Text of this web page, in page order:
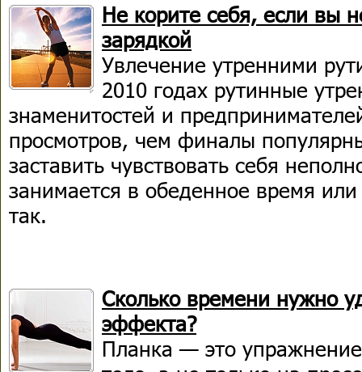
Не корите себя, если вы
зарядкой
Увлечение утренними
2010 годах рутинные
знаменитостей и
просмотров, чем финалы
заставить чувствовать себя
занимается в обеденное время
так.
Сколько времени нужно
эффекта?
Планка — это